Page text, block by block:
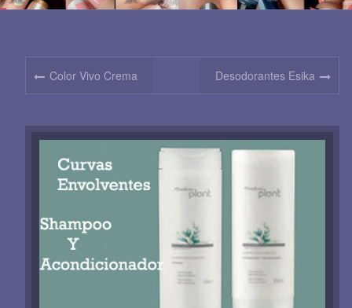
Color Vivo Crema Desodorantes Esika